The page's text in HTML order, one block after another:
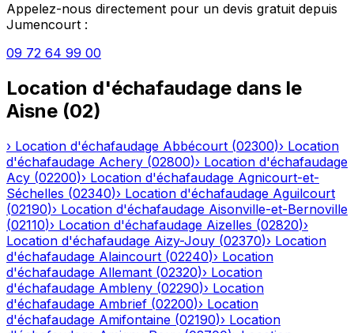
Appelez-nous directement pour un devis gratuit depuis
Jumencourt :
09 72 64 99 00
Location d'échafaudage dans le
Aisne (02)
› Location d'échafaudage Abbécourt (02300)› Location
d'échafaudage Achery (02800)› Location d'échafaudage
Acy (02200)› Location d'échafaudage Agnicourt-et-
Séchelles (02340)› Location d'échafaudage Aguilcourt
(02190)› Location d'échafaudage Aisonville-et-Bernoville
(02110)› Location d'échafaudage Aizelles (02820)›
Location d'échafaudage Aizy-Jouy (02370)› Location
d'échafaudage Alaincourt (02240)› Location
d'échafaudage Allemant (02320)› Location
d'échafaudage Ambleny (02290)› Location
d'échafaudage Ambrief (02200)› Location
d'échafaudage Amifontaine (02190)› Location